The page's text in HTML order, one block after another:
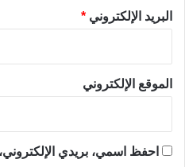
البريد الإلكتروني *
الموقع الإلكتروني
احفظ اسمي، بريدي